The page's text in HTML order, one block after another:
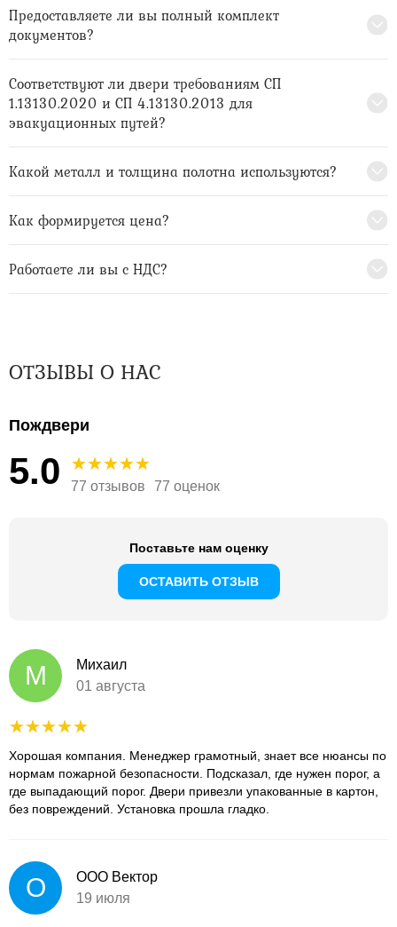
Предоставляете ли вы полный комплект
документов?
Соответствуют ли двери требованиям СП
1.13130.2020 и СП 4.13130.2013 для
эвакуационных путей?
Какой металл и толщина полотна используются?
Как формируется цена?
Работаете ли вы с НДС?
ОТЗЫВЫ О НАС
Пождвери
5.0 77 отзывов 77 оценок
Поставьте нам оценку
ОСТАВИТЬ ОТЗЫВ
М
Михаил
01 августа
Хорошая компания. Менеджер грамотный, знает все нюансы по
нормам пожарной безопасности. Подсказал, где нужен порог, а
где выпадающий порог. Двери привезли упакованные в картон,
без повреждений. Установка прошла гладко.
О
ООО Вектор
19 июля